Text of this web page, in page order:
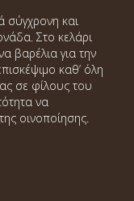
σύγχρονη και
Στο κελάρι
βαρέλια για την
καθ’ όλη
σε φίλους του
να
οινοποίησης.